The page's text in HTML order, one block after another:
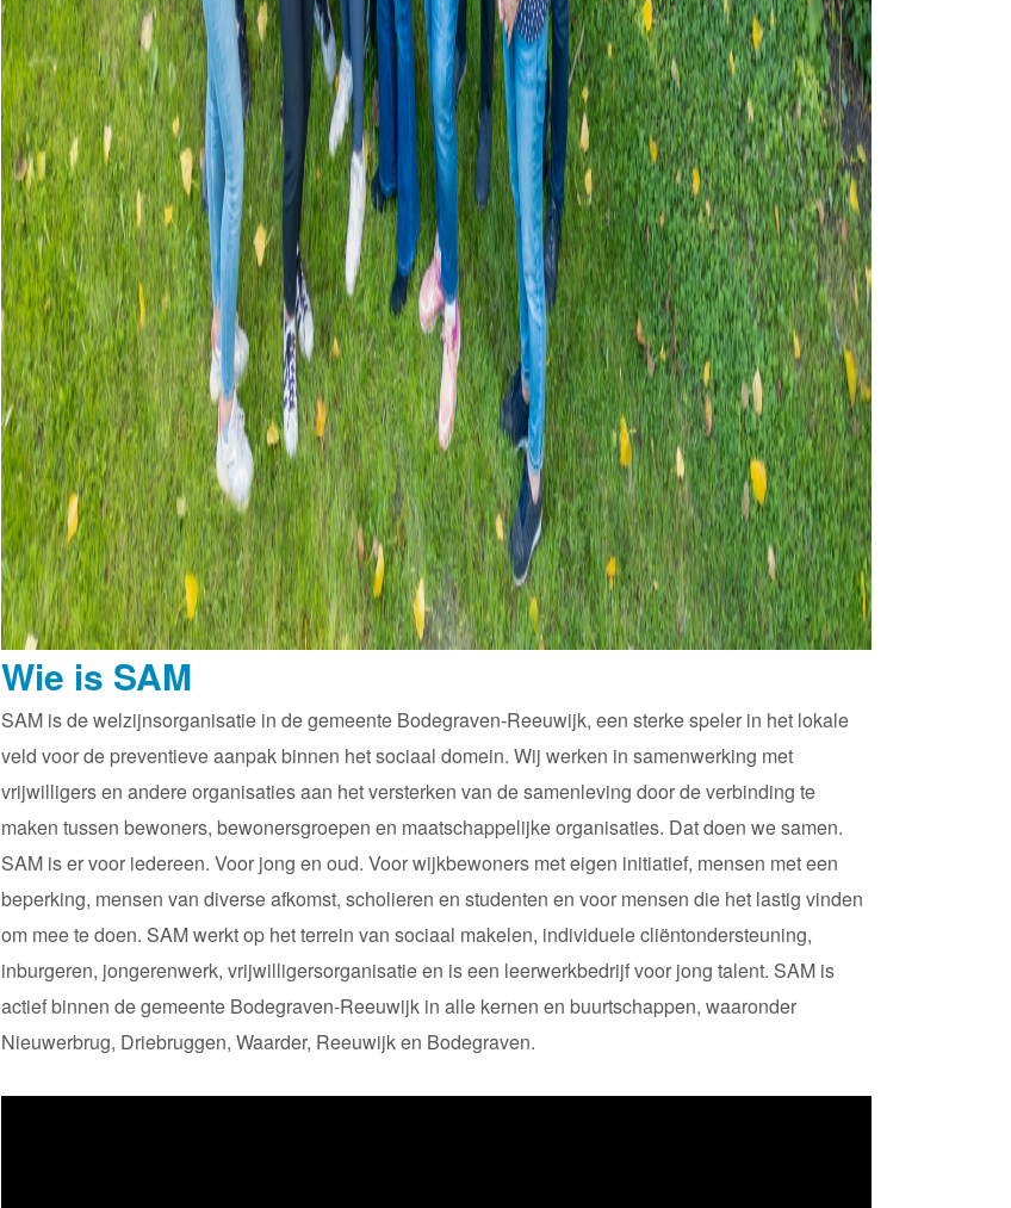
Wie is SAM
SAM is de welzijnsorganisatie in de gemeente Bodegraven-Reeuwijk, een sterke speler in het lokale
veld voor de preventieve aanpak binnen het sociaal domein. Wij werken in samenwerking met
vrijwilligers en andere organisaties aan het versterken van de samenleving door de verbinding te
maken tussen bewoners, bewonersgroepen en maatschappelijke organisaties. Dat doen we samen.
SAM is er voor iedereen. Voor jong en oud. Voor wijkbewoners met eigen initiatief, mensen met een
beperking, mensen van diverse afkomst, scholieren en studenten en voor mensen die het lastig vinden
om mee te doen. SAM werkt op het terrein van sociaal makelen, individuele cliëntondersteuning,
inburgeren, jongerenwerk, vrijwilligersorganisatie en is een leerwerkbedrijf voor jong talent. SAM is
actief binnen de gemeente Bodegraven-Reeuwijk in alle kernen en buurtschappen, waaronder
Nieuwerbrug, Driebruggen, Waarder, Reeuwijk en Bodegraven.